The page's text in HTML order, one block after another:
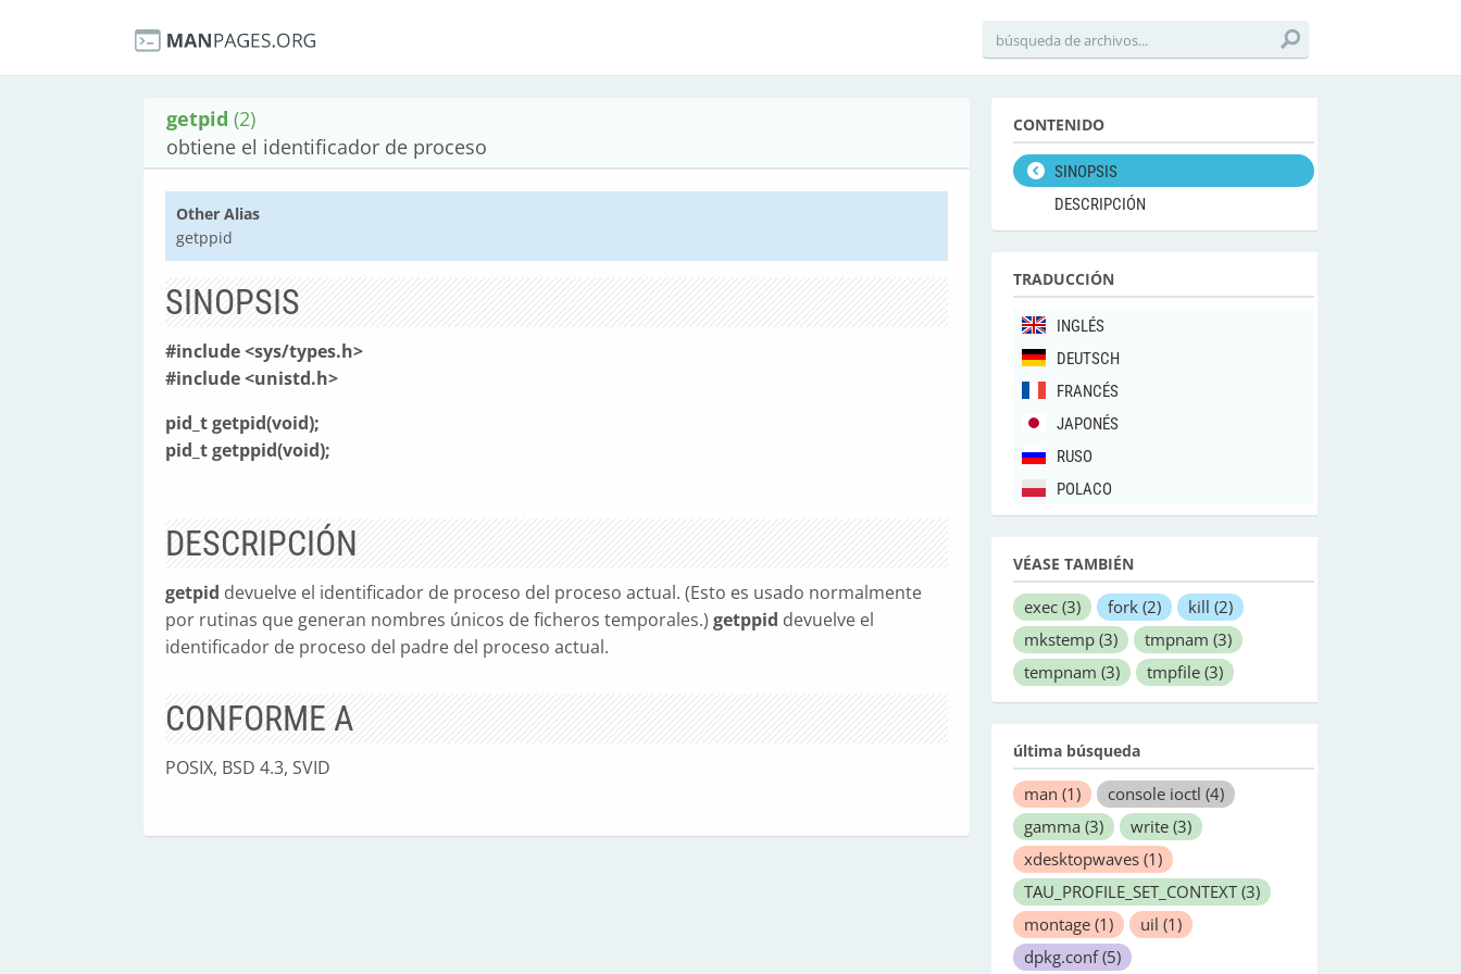
getpid (2)
obtiene el identificador de proceso
Other Alias
getppid
SINOPSIS
#include <sys/types.h>
#include <unistd.h>
pid_t getpid(void);
pid_t getppid(void);
DESCRIPCIÓN
getpid devuelve el identificador de proceso del proceso actual. (Esto es usado normalmente
por rutinas que generan nombres únicos de ficheros temporales.) getppid devuelve el
identificador de proceso del padre del proceso actual.
CONFORME A
POSIX, BSD 4.3, SVID
CONTENIDO
SINOPSIS
DESCRIPCIÓN
TRADUCCIÓN
INGLÉS
DEUTSCH
FRANCÉS
JAPONÉS
RUSO
POLACO
VÉASE TAMBIÉN
exec (3) fork (2) kill (2)
mkstemp (3) tmpnam (3)
tempnam (3) tmpfile (3)
última búsqueda
man (1) console ioctl (4)
gamma (3) write (3)
xdesktopwaves (1)
TAU_PROFILE_SET_CONTEXT (3)
montage (1) uil (1)
dpkg.conf(5)